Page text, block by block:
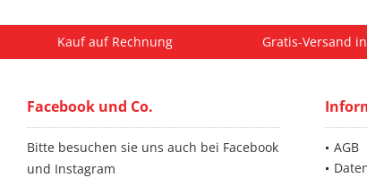
Kauf auf Rechnung Gratis-Versand
Facebook und Co.
Bitte besuchen sie uns auch bei Facebook
und Instagram
AGB